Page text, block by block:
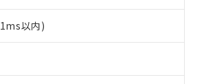
以内)